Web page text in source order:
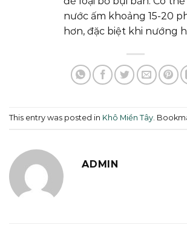
nước ấm khoảng 15-20
hơn, đặc biệt khi nướng
This entry was posted in Khô Miền Tây .
ADMIN